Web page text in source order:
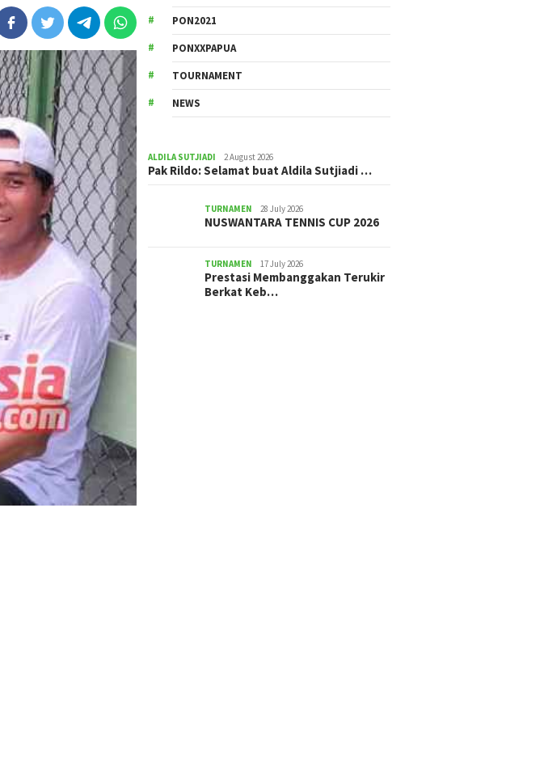
PON2021
PONXXPAPUA
TOURNAMENT
NEWS
ALDILA SUTJIADI 2 August 2026
Pak Rildo: Selamat buat Aldila Sutjiadi …
TURNAMEN 28 July 2026
NUSWANTARA TENNIS CUP 2026
TURNAMEN 17 July 2026
Prestasi Membanggakan Terukir
Berkat Keb…